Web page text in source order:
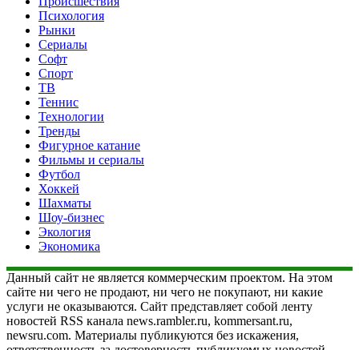
Психология
Рынки
Сериалы
Софт
Спорт
ТВ
Теннис
Технологии
Тренды
Фигурное катание
Фильмы и сериалы
Футбол
Хоккей
Шахматы
Шоу-бизнес
Экология
Экономика
Данный сайт не является коммерческим проектом. На этом
сайте ни чего не продают, ни чего не покупают, ни какие
услуги не оказываются. Сайт представляет собой ленту
новостей RSS канала news.rambler.ru, kommersant.ru,
newsru.com. Материалы публикуются без искажения,